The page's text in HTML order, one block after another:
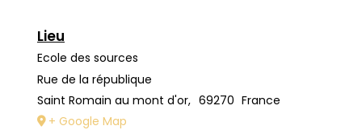
Lieu
Ecole des sources
Rue de la république
Saint Romain au mont d'or, 69270 France
+ Google Map